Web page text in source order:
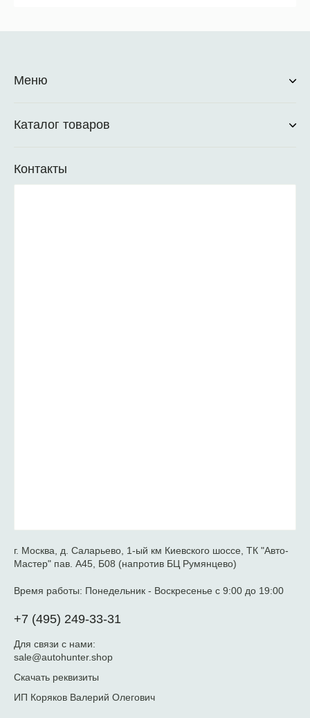
Меню
Каталог товаров
Контакты
г. Москва, д. Саларьево, 1-ый км Киевского шоссе, ТК "Авто-
Мастер" пав. А45, Б08 (напротив БЦ Румянцево)
Время работы: Понедельник - Воскресенье с 9:00 до 19:00
+7 (495) 249-33-31
Для связи с нами:
sale@autohunter.shop
Скачать реквизиты
ИП Коряков Валерий Олегович